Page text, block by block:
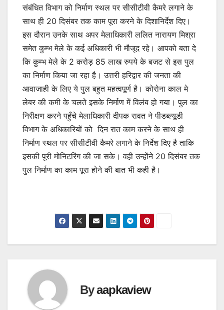
संबंधित विभाग को निर्माण स्थल पर सीसीटीवी कैमरे लगाने के
साथ ही 20 दिसंबर तक काम पूरा करने के दिशानिर्देश दिए।
इस दौरान उनके साथ अपर मेलाधिकारी ललित नारायण मिश्रा
समेत कुम्भ मेले के कई अधिकारी भी मौजूद रहे। आपको बता दे
कि कुम्भ मेले के 2 करोड़ 85 लाख रुपये के बजट से इस पुल
का निर्माण किया जा रहा है। उत्तरी हरिद्वार की जनता की
आवाजाही के लिए ये पुल बहुत महत्वपूर्ण है। कोरोना काल मे
लेबर की कमी के चलते इसके निर्माण में विलंब हो गया। पुल का
निरीक्षण करने पहुँचे मेलाधिकारी दीपक रावत ने पीडब्ल्यूडी
विभाग के अधिकारियों को दिन रात काम करने के साथ ही
निर्माण स्थल पर सीसीटीवी कैमरे लगाने के निर्देश दिए है ताकि
इसकी पूरी मोनिटरिंग की जा सके। वही उन्होंने 20 दिसंबर तक
पुल निर्माण का काम पूरा होने की बात भी कही है।
Byaapkaview